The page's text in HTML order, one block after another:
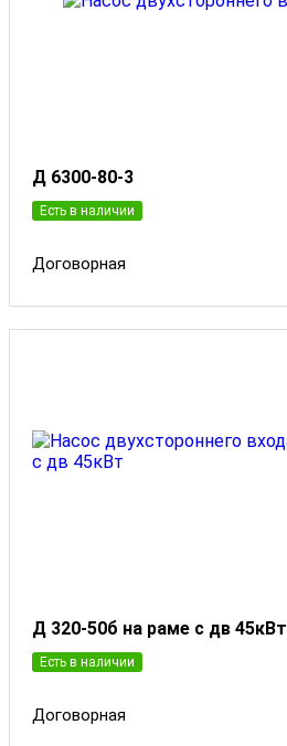
Д 6300-80-3
Есть в наличии
Договорная
Д 320-50б на раме с дв 45кВт
Есть в наличии
Договорная